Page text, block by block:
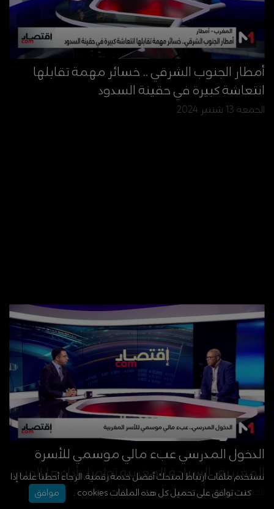
أمطار الجنوب الشرقي .. خسائر مهمة تقابلها
انتعاشة كبيرة في حقينة السدود
الجمعة 13 شتنبر 2024
الدخول المدرسي عبء مالي موسمي للأسرة
المغربية- السياحة المغربية تواصل أداءها الجيد
الجمعة 06 شتنبر 2024
نستخدم ملفات ارتباط لمنحك أفضل خدمة رقمية. الرجاء أحطنا علما إذا
كنت توافق على تحميل كل هذه الملفات cookies .
موافق